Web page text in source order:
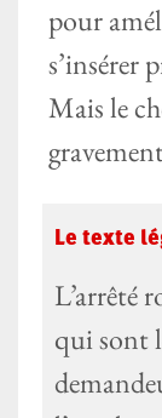
pour
s’insérer
Mais le
Le texte
L’arrêté
qui sont